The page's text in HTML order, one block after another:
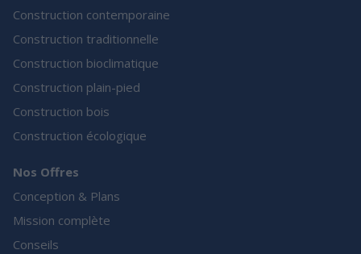
Construction contemporaine
Construction traditionnelle
Construction bioclimatique
Construction plain-pied
Construction bois
Construction écologique
Nos Offres
Conception & Plans
Mission complète
Conseils